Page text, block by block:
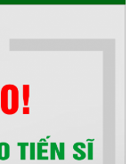
và phát triển